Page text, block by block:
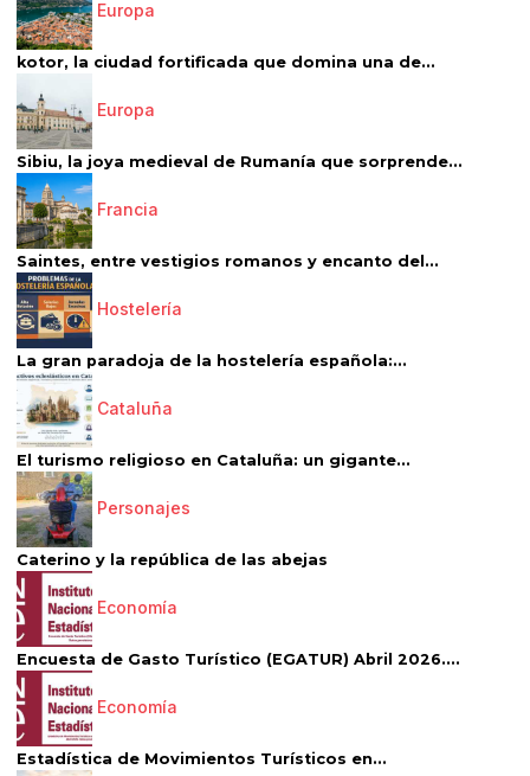
Europa
kotor, la ciudad fortificada que domina una de...
Europa
Sibiu, la joya medieval de Rumanía que sorprende...
Francia
Saintes, entre vestigios romanos y encanto del...
Hostelería
La gran paradoja de la hostelería española:...
Cataluña
El turismo religioso en Cataluña: un gigante...
Personajes
Caterino y la república de las abejas
Economía
Encuesta de Gasto Turístico (EGATUR) Abril 2026....
Economía
Estadística de Movimientos Turísticos en...